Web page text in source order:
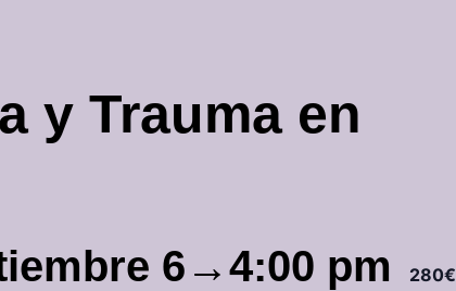
y Trauma en
6→4:00 pm 280€